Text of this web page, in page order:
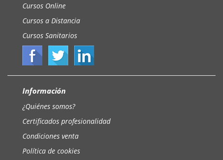
Cursos Online
Cursos a Distancia
Cursos Sanitarios
Información
¿Quiénes somos?
Certificados profesionalidad
Condiciones venta
Política de cookies